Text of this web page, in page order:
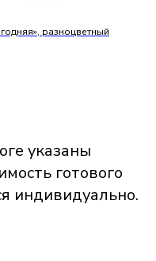
разноцветный
указаны
готового
индивидуально.